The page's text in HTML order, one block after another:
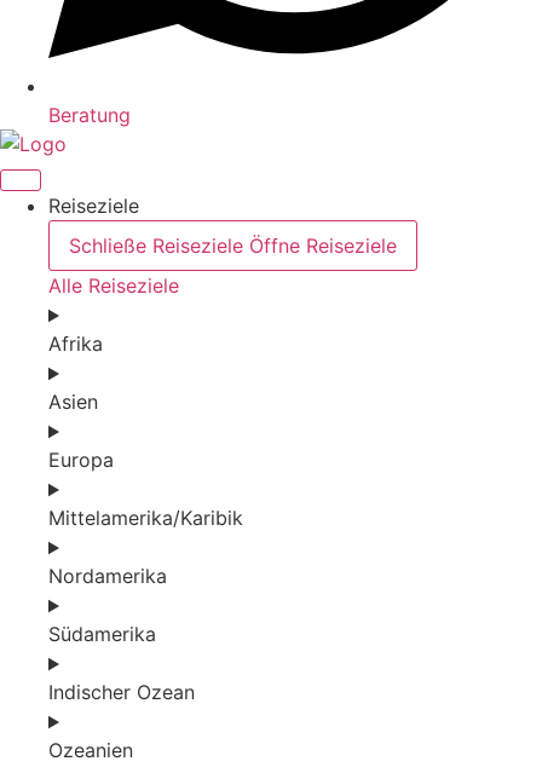
Beratung
Reiseziele
Schließe Reiseziele Öffne Reiseziele
Alle Reiseziele
Afrika
Asien
Europa
Mittelamerika/Karibik
Nordamerika
Südamerika
Indischer Ozean
Ozeanien